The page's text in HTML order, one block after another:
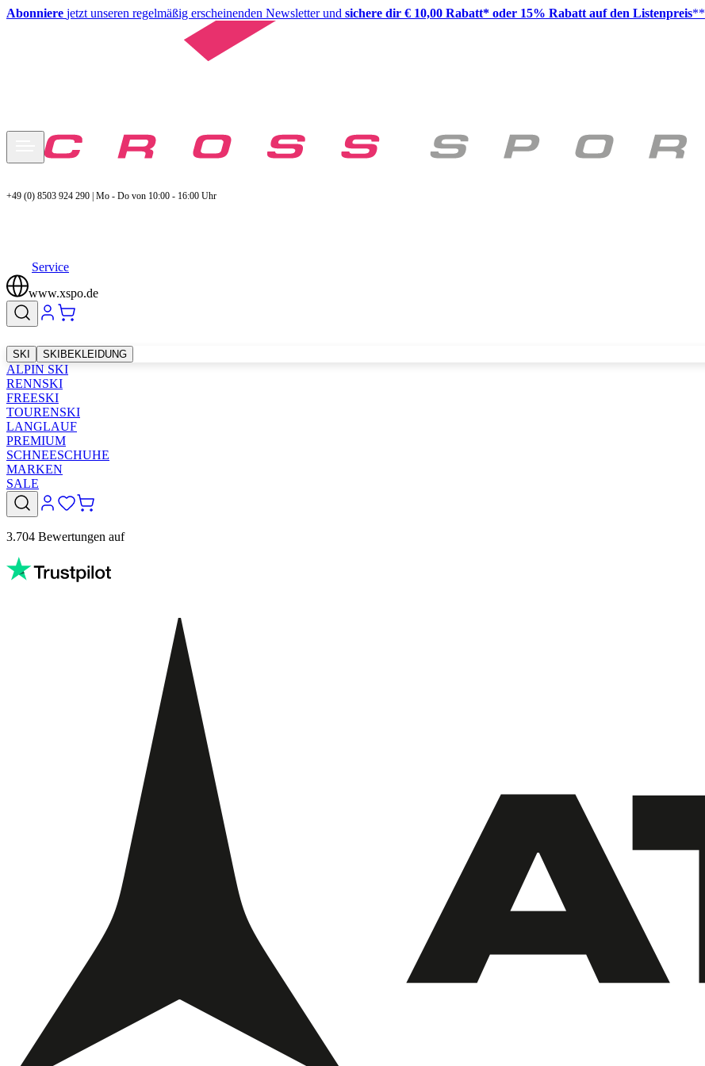
Abonniere jetzt unseren regelmäßig erscheinenden Newsletter und sichere dir € 10,00 Rabatt* oder 15% Rabatt auf den Listenpreis**
+49 (0) 8503 924 290 | Mo - Do von 10:00 - 16:00 Uhr
Service
www.xspo.de
SKI SKIBEKLEIDUNG
ALPIN SKI
RENNSKI
FREESKI
TOURENSKI
LANGLAUF
PREMIUM
SCHNEESCHUHE
MARKEN
SALE
3.704 Bewertungen auf